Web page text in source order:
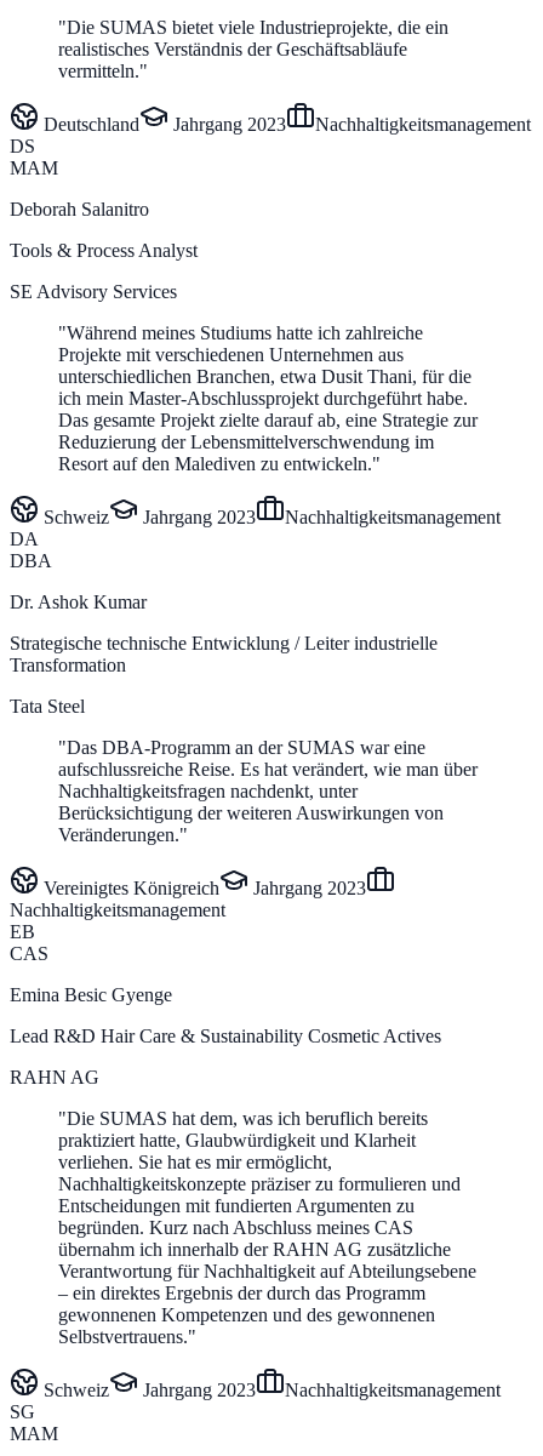
"Die SUMAS bietet viele Industrieprojekte, die ein
realistisches Verständnis der Geschäftsabläufe
vermitteln."
Deutschland Jahrgang 2023
Nachhaltigkeitsmanagement
DS
MAM
Deborah Salanitro
Tools & Process Analyst
SE Advisory Services
"Während meines Studiums hatte ich zahlreiche
Projekte mit verschiedenen Unternehmen aus
unterschiedlichen Branchen, etwa Dusit Thani, für die
ich mein Master-Abschlussprojekt durchgeführt habe.
Das gesamte Projekt zielte darauf ab, eine Strategie zur
Reduzierung der Lebensmittelverschwendung im
Resort auf den Malediven zu entwickeln."
Schweiz Jahrgang 2023
Nachhaltigkeitsmanagement
DA
DBA
Dr. Ashok Kumar
Strategische technische Entwicklung / Leiter industrielle
Transformation
Tata Steel
"Das DBA-Programm an der SUMAS war eine
aufschlussreiche Reise. Es hat verändert, wie man über
Nachhaltigkeitsfragen nachdenkt, unter
Berücksichtigung der weiteren Auswirkungen von
Veränderungen."
Vereinigtes Königreich Jahrgang 2023
Nachhaltigkeitsmanagement
EB
CAS
Emina Besic Gyenge
Lead R&D Hair Care & Sustainability Cosmetic Actives
RAHN AG
"Die SUMAS hat dem, was ich beruflich bereits
praktiziert hatte, Glaubwürdigkeit und Klarheit
verliehen. Sie hat es mir ermöglicht,
Nachhaltigkeitskonzepte präziser zu formulieren und
Entscheidungen mit fundierten Argumenten zu
begründen. Kurz nach Abschluss meines CAS
übernahm ich innerhalb der RAHN AG zusätzliche
Verantwortung für Nachhaltigkeit auf Abteilungsebene
– ein direktes Ergebnis der durch das Programm
gewonnenen Kompetenzen und des gewonnenen
Selbstvertrauens."
Schweiz Jahrgang 2023
Nachhaltigkeitsmanagement
SG
MAM